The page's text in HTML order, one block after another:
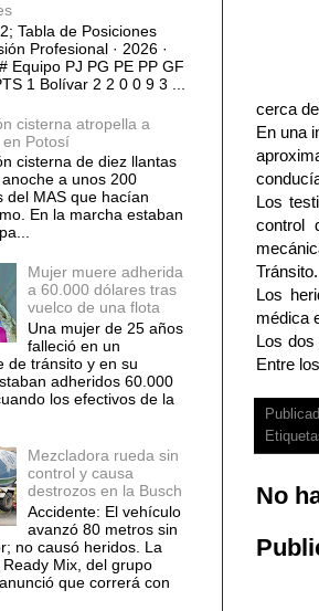
cerca
En una
Los
control
Tránsito.
Los
médica
Los dos
Entre
No
Tabla de Posiciones
Profesional · 2026 ·
Equipo PJ PG PE PP GF
1 Bolívar 2 2 0 0 9 3 ...
cisterna atropella a
Potosí
cisterna de diez llantas
a unos 200
del MAS que hacían
En la marcha estaban
Mujer muere adherida
a 60.000 dólares tras
vuelco de una flota
Una mujer de 25 años
falleció en un
de tránsito y en su
adheridos 60.000
los efectivos de la
Mezcladora rueda sin
control y causa
destrozos en la Busch
Accidente: El vehículo
avanzó 80 metros sin
no causó heridos. La
Mix, del grupo
que correrá con